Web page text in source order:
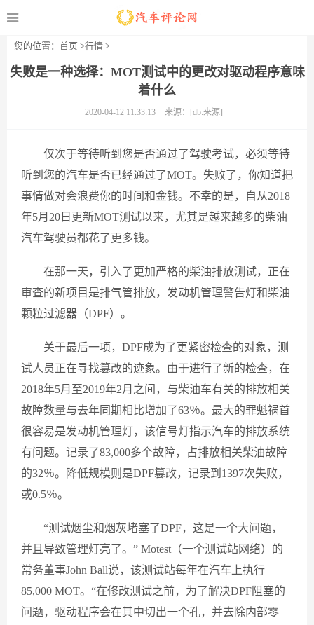
您的位置： 首页 >行情 >
失败是一种选择：MOT测试中的更改对驱动程序意味
着什么
2020-04-12 11:33:13 来源：[db:来源]
仅次于等待听到您是否通过了驾驶考试，必须等待
听到您的汽车是否已经通过了MOT。失败了，你知道把
事情做对会浪费你的时间和金钱。不幸的是，自从2018
年5月20日更新MOT测试以来，尤其是越来越多的柴油
汽车驾驶员都花了更多钱。
在那一天，引入了更加严格的柴油排放测试，正在
审查的新项目是排气管排放，发动机管理警告灯和柴油
颗粒过滤器（DPF）。
关于最后一项，DPF成为了更紧密检查的对象，测
试人员正在寻找篡改的迹象。由于进行了新的检查，在
2018年5月至2019年2月之间，与柴油车有关的排放相关
故障数量与去年同期相比增加了63％。最大的罪魁祸首
很容易是发动机管理灯，该信号灯指示汽车的排放系统
有问题。记录了83,000多个故障，占排放相关柴油故障
的32％。降低规模则是DPF篡改，记录到1397次失败，
或0.5％。
“测试烟尘和烟灰堵塞了DPF，这是一个大问题，
并且导致管理灯亮了。” Motest（一个测试站网络）的
常务董事John Ball说，该测试站每年在汽车上执行
85,000 MOT。“在修改测试之前，为了解决DPF阻塞的
问题，驱动程序会在其中切出一个孔，并去除内部零